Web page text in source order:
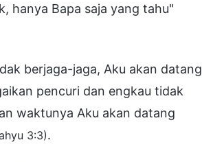
hanya Bapa saja yang tahu"
berjaga-jaga, Aku akan datang
pencuri dan engkau tidak
waktunya Aku akan datang
3:3).